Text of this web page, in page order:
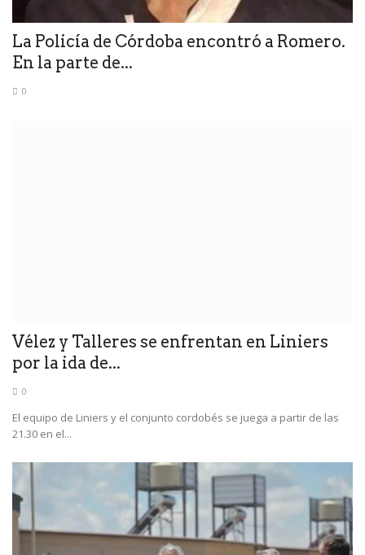
La Policía de Córdoba encontró a Romero.
En la parte de...
0
Vélez y Talleres se enfrentan en Liniers
por la ida de...
0
El equipo de Liniers y el conjunto cordobés se juega a partir de las
21.30 en el...